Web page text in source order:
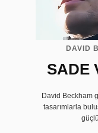
DAVID
SADE
David Beckham
tasarımlarla